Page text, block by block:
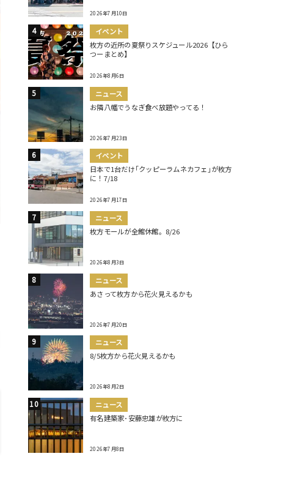
2026年7月10日
イベント
枚方の近所の夏祭りスケジュール2026【ひら
つーまとめ】
2026年8月6日
ニュース
お隣八幡でうなぎ食べ放題やってる！
2026年7月23日
イベント
日本で1台だけ｢クッピーラムネカフェ｣が枚方
に！7/18
2026年7月17日
ニュース
枚方モールが全館休館。8/26
2026年8月3日
ニュース
あさって枚方から花火見えるかも
2026年7月20日
ニュース
8/5枚方から花火見えるかも
2026年8月2日
ニュース
有名建築家･安藤忠雄が枚方に
2026年7月8日